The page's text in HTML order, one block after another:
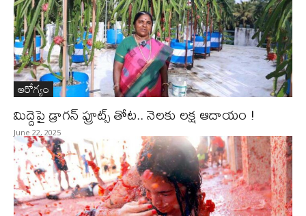
ఆరోగ్యం
మిద్దెపై డ్రాగన్​ ప్రూట్స్​ తోట.. నెలకు లక్ష ఆదాయం !
June 22, 2025